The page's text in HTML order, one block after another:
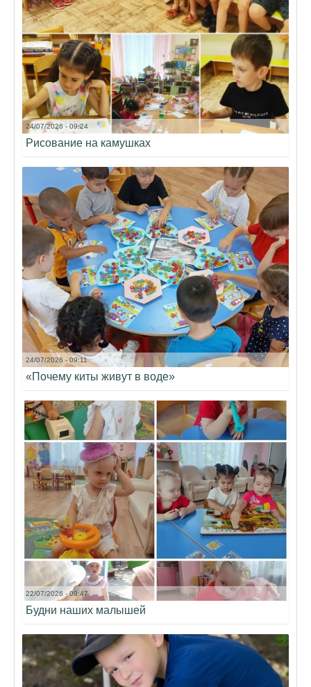
24/07/2026 - 09:24
Рисование на камушках
24/07/2026 - 09:11
«Почему киты живут в воде»
22/07/2026 - 09:47
Будни наших малышей